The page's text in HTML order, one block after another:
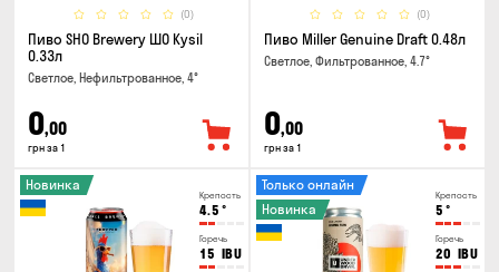
(0)
Пиво SHO Brewery ШО Kysil
0.33л
Светлое, Нефильтрованное, 4°
0,00
грн за 1
(0)
Пиво Miller Genuine Draft 0.48л
Светлое, Фильтрованное, 4.7°
0,00
грн за 1
Крепость
4.5 °
Горечь
15 IBU
Новинка
Крепость
5 °
Горечь
20 IBU
Только онлайн
Новинка